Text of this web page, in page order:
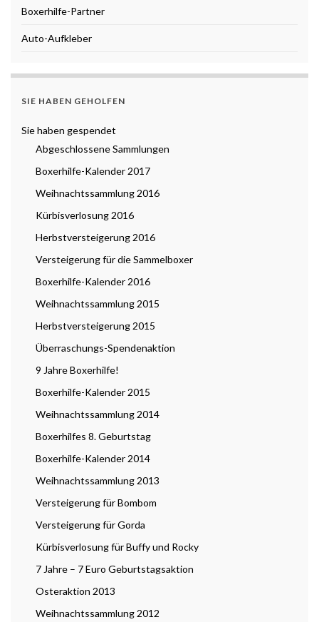
Boxerhilfe-Partner
Auto-Aufkleber
SIE HABEN GEHOLFEN
Sie haben gespendet
Abgeschlossene Sammlungen
Boxerhilfe-Kalender 2017
Weihnachtssammlung 2016
Kürbisverlosung 2016
Herbstversteigerung 2016
Versteigerung für die Sammelboxer
Boxerhilfe-Kalender 2016
Weihnachtssammlung 2015
Herbstversteigerung 2015
Überraschungs-Spendenaktion
9 Jahre Boxerhilfe!
Boxerhilfe-Kalender 2015
Weihnachtssammlung 2014
Boxerhilfes 8. Geburtstag
Boxerhilfe-Kalender 2014
Weihnachtssammlung 2013
Versteigerung für Bombom
Versteigerung für Gorda
Kürbisverlosung für Buffy und Rocky
7 Jahre – 7 Euro Geburtstagsaktion
Osteraktion 2013
Weihnachtssammlung 2012